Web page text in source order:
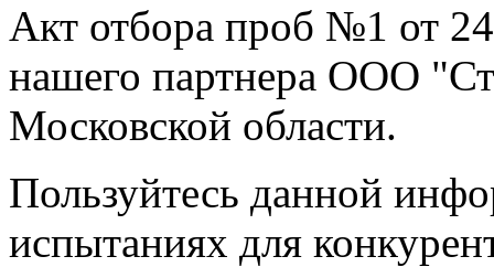
Акт отбора проб №1 от
нашего партнера ООО
Московской области.
Пользуйтесь данной
испытаниях для